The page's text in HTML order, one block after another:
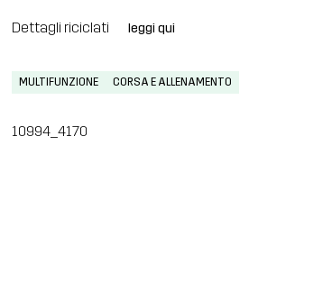
Dettagli riciclati leggi qui
MULTIFUNZIONE CORSA E ALLENAMENTO
10994_4170